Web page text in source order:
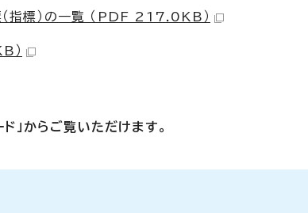
標）の一覧 （PDF 217.0KB）
）
」からご覧いただけます。